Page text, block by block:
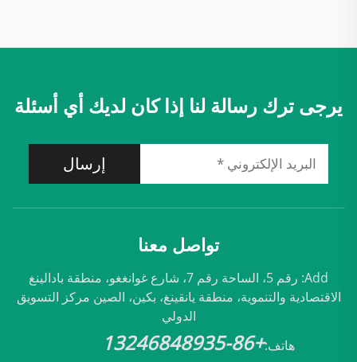
يرجى ترك رسالة لنا إذا كان لديك أي أسئلة
إرسال
تواصل معنا
Add: رقم 5، الساحة رقم 7، شارع غوانغغو، منطقة بادالينغ
الاقتصادية والتنموية، منطقة يانقينغ، بكين، الصين مركز التسويق
الدولي
هاتف:+86-13246848935